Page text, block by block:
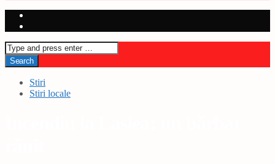
Stiri
Stiri locale